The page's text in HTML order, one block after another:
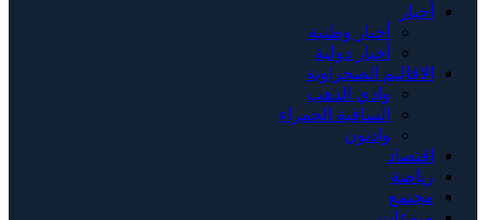
أخبار
أخبار وطنية
أخبار دولية
الاقاليم الصحراوية
وادي الذهب
الساقية الحمراء
وادنون
اقتصاد
رياضة
مجتمع